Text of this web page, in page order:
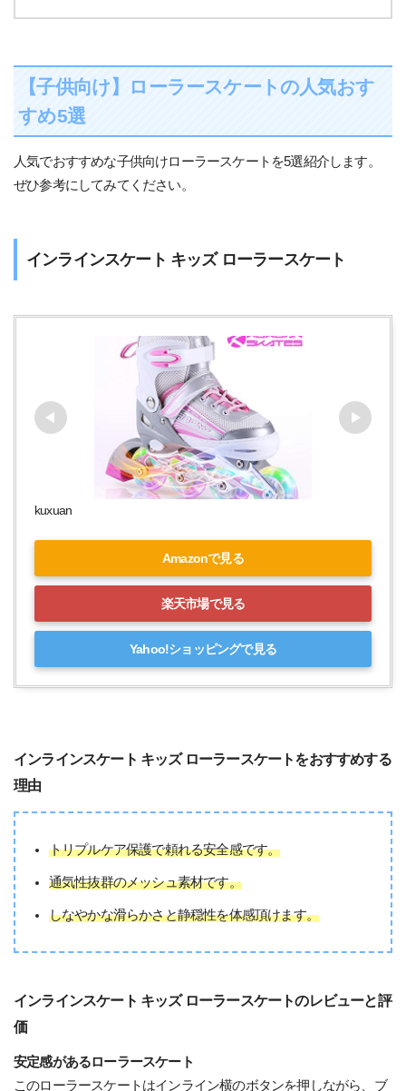
【子供向け】ローラースケートの人気おす
すめ5選
人気でおすすめな子供向けローラースケートを5選紹介します。
ぜひ参考にしてみてください。
インラインスケート キッズ ローラースケート
kuxuan
Amazonで見る
楽天市場で見る
Yahoo!ショッピングで見る
インラインスケート キッズ ローラースケートをおすすめする
理由
トリプルケア保護で頼れる安全感です。
通気性抜群のメッシュ素材です。
しなやかな滑らかさと静穏性を体感頂けます。
インラインスケート キッズ ローラースケートのレビューと評
価
安定感があるローラースケート
このローラースケートはインライン横のボタンを押しながら、ブ